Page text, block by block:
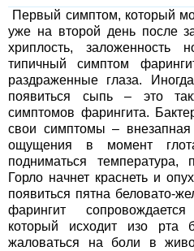
Первый симптом, который
уже на второй день после
хриплость,
типичный симптом
раздраженные глаза.
появиться сыпь – это
симптомов фарингита.
свои симптомы –
ощущения в момент
подниматься температура,
Горло начнет краснеть и
появиться пятна беловато-
фарингит
который исходит изо рта
жаловаться на боли в